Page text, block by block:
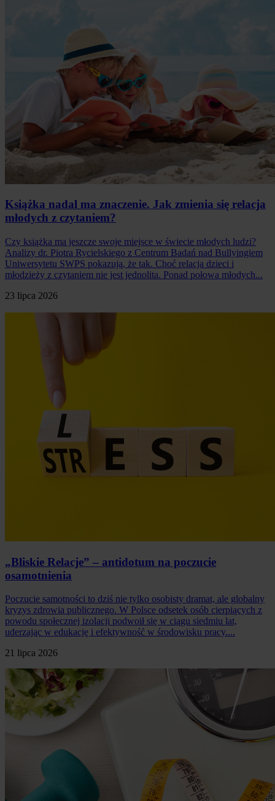
Książka nadal ma znaczenie. Jak zmienia się relacja
młodych z czytaniem?
Czy książka ma jeszcze swoje miejsce w świecie młodych ludzi?
Analizy dr. Piotra Rycielskiego z Centrum Badań nad Bullyingiem
Uniwersytetu SWPS pokazują, że tak. Choć relacja dzieci i
młodzieży z czytaniem nie jest jednolita. Ponad połowa młodych...
23 lipca 2026
„Bliskie Relacje” – antidotum na poczucie
osamotnienia
Poczucie samotności to dziś nie tylko osobisty dramat, ale globalny
kryzys zdrowia publicznego. W Polsce odsetek osób cierpiących z
powodu społecznej izolacji podwoił się w ciągu siedmiu lat,
uderzając w edukację i efektywność w środowisku pracy....
21 lipca 2026